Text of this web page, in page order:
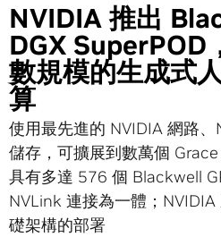
NVIDIA 推出
DGX SuperPOD
數規模的生成式
算
使用最先進的 NVIDIA 網路
儲存，可擴展到數萬個
具有多達 576 個 Blackwell
NVLink 連接為一體；
礎架構的部署